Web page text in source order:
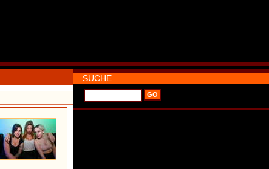
SUCHE